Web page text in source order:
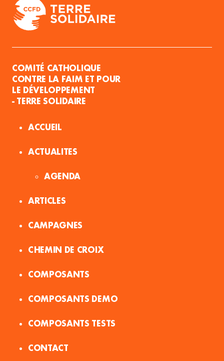
COMITÉ CATHOLIQUE
CONTRE LA FAIM ET POUR
LE DÉVELOPPEMENT
- TERRE SOLIDAIRE
ACCUEIL
ACTUALITES
AGENDA
ARTICLES
CAMPAGNES
CHEMIN DE CROIX
COMPOSANTS
COMPOSANTS DEMO
COMPOSANTS TESTS
CONTACT